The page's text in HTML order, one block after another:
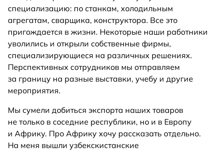
специализацию: по станкам, холодильным
агрегатам, сварщика, конструктора. Все это
пригождается в жизни. Некоторые наши работники
уволились и открыли собственные фирмы,
специализирующиеся на различных решениях.
Перспективных сотрудников мы отправляем
за границу на разные выставки, учебу и другие
мероприятия.
Мы сумели добиться экспорта наших товаров
не только в соседние республики, но и в Европу
и Африку. Про Африку хочу рассказать отдельно.
На меня вышли узбекскистанские